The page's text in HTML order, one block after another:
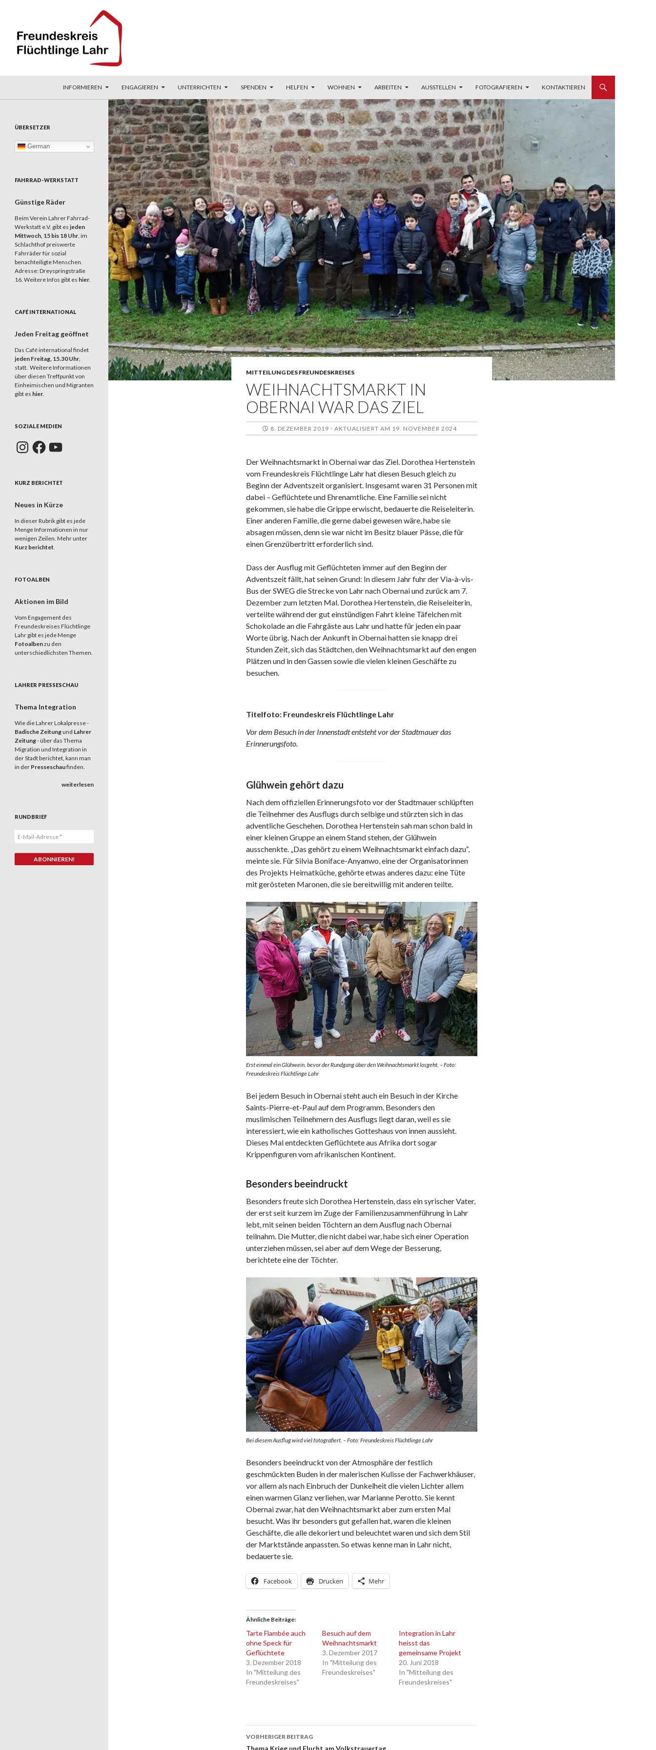
Freundeskreis Flüchtlinge Lahr
INFORMIEREN ENGAGIEREN UNTERRICHTEN SPENDEN HELFEN WOHNEN ARBEITEN AUSSTELLEN FOTOGRAFIEREN KONTAKTIEREN
MITTEILUNG DES FREUNDESKREISES
WEIHNACHTSMARKT IN
OBERNAI WAR DAS ZIEL
8. DEZEMBER 2019 - AKTUALISIERT AM 19. NOVEMBER 2024
Der Weihnachtsmarkt in Obernai war das Ziel. Dorothea Hertenstein
vom Freundeskreis Flüchtlinge Lahr hat diesen Besuch gleich zu
Beginn der Adventszeit organisiert. Insgesamt waren 31 Personen mit
dabei – Geflüchtete und Ehrenamtliche. Eine Familie sei nicht
gekommen, sie habe die Grippe erwischt, bedauerte die Reiseleiterin.
Einer anderen Familie, die gerne dabei gewesen wäre, habe sie
absagen müssen, denn sie war nicht im Besitz blauer Pässe, die für
einen Grenzübertritt erforderlich sind.
Dass der Ausflug mit Geflüchteten immer auf den Beginn der
Adventszeit fällt, hat seinen Grund: In diesem Jahr fuhr der Via-à-vis-
Bus der SWEG die Strecke von Lahr nach Obernai und zurück am 7.
Dezember zum letzten Mal. Dorothea Hertenstein, die Reiseleiterin,
verteilte während der gut einstündigen Fahrt kleine Täfelchen mit
Schokolade an die Fahrgäste aus Lahr und hatte für jeden ein paar
Worte übrig. Nach der Ankunft in Obernai hatten sie knapp drei
Stunden Zeit, sich das Städtchen, den Weihnachtsmarkt auf den engen
Plätzen und in den Gassen sowie die vielen kleinen Geschäfte zu
besuchen.
Titelfoto: Freundeskreis Flüchtlinge Lahr
Vor dem Besuch in der Innenstadt entsteht vor der Stadtmauer das
Erinnerungsfoto.
Glühwein gehört dazu
Nach dem offiziellen Erinnerungsfoto vor der Stadtmauer schlüpften
die Teilnehmer des Ausflugs durch selbige und stürzten sich in das
adventliche Geschehen. Dorothea Hertenstein sah man schon bald in
einer kleinen Gruppe an einem Stand stehen, der Glühwein
ausschenkte. „Das gehört zu einem Weihnachtsmarkt einfach dazu“,
meinte sie. Für Silvia Boniface-Anyanwo, eine der Organisatorinnen
des Projekts Heimatküche, gehörte etwas anderes dazu: eine Tüte
mit gerösteten Maronen, die sie bereitwillig mit anderen teilte.
Erst einmal ein Glühwein, bevor der Rundgang über den Weihnachtsmarkt losgeht. – Foto:
Freundeskreis Flüchtlinge Lahr
Bei jedem Besuch in Obernai steht auch ein Besuch in der Kirche
Saints-Pierre-et-Paul auf dem Programm. Besonders den
muslimischen Teilnehmern des Ausflugs liegt daran, weil es sie
interessiert, wie ein katholisches Gotteshaus von innen aussieht.
Dieses Mal entdeckten Geflüchtete aus Afrika dort sogar
Krippenfiguren vom afrikanischen Kontinent.
Besonders beeindruckt
Besonders freute sich Dorothea Hertenstein, dass ein syrischer Vater,
der erst seit kurzem im Zuge der Familienzusammenführung in Lahr
lebt, mit seinen beiden Töchtern an dem Ausflug nach Obernai
teilnahm. Die Mutter, die nicht dabei war, habe sich einer Operation
unterziehen müssen, sei aber auf dem Wege der Besserung,
berichtete eine der Töchter.
Bei diesem Ausflug wird viel fotografiert. – Foto: Freundeskreis Flüchtlinge Lahr
Besonders beeindruckt von der Atmosphäre der festlich
geschmückten Buden in der malerischen Kulisse der Fachwerkhäuser,
vor allem als nach Einbruch der Dunkelheit die vielen Lichter allem
einen warmen Glanz verliehen, war Marianne Perotto. Sie kennt
Obernai zwar, hat den Weihnachtsmarkt aber zum ersten Mal
besucht. Was ihr besonders gut gefallen hat, waren die kleinen
Geschäfte, die alle dekoriert und beleuchtet waren und sich dem Stil
der Marktstände anpassten. So etwas kenne man in Lahr nicht,
bedauerte sie.
Facebook Drucken Mehr
Ähnliche Beiträge
Tarte Flambée auch
ohne Speck für
Geflüchtete
3. Dezember 2018
In "Mitteilung des
Freundeskreises"
Besuch auf dem
Weihnachtsmarkt
3. Dezember 2017
In "Mitteilung des
Freundeskreises"
Integration in Lahr
heisst das
gemeinsame Projekt
20. Juni 2018
In "Mitteilung des
Freundeskreises"
Beitrags-
VORHERIGER BEITRAG
Thema Krieg und Flucht am Volkstrauertag
ÜBERSETZER
German
FAHRRAD-WERKSTATT
Günstige Räder
Beim Verein Lahrer Fahrrad-
Werkstatt e.V. gibt es jeden
Mittwoch, 15 bis 18 Uhr, im
Schlachthof preiswerte
Fahrräder für sozial
benachteiligte Menschen.
Adresse: Dreyspringstraße
16. Weitere Infos gibt es hier.
CAFÉ INTERNATIONAL
Jeden Freitag geöffnet
Das Café international findet
jeden Freitag, 15.30 Uhr,
statt. Weitere Informationen
über diesen Treffpunkt von
Einheimischen und Migranten
gibt es hier.
SOZIALE MEDIEN
InstagramFacebookYouTube
KURZ BERICHTET
Neues in Kürze
In dieser Rubrik gibt es jede
Menge Informationen in nur
wenigen Zeilen. Mehr unter
Kurz berichtet.
FOTOALBEN
Aktionen im Bild
Vom Engagement des
Freundeskreises Flüchtlinge
Lahr gibt es jede Menge
Fotoalbenzu den
unterschiedlichsten Themen.
LAHRER PRESSESCHAU
Thema Integration
Wie die Lahrer Lokalpresse -
Badische Zeitungund Lahrer
Zeitung- über das Thema
Migration und Integration in
der Stadt berichtet, kann man
in der Presseschaufinden.
weiterlesen
RUNDBRIEF